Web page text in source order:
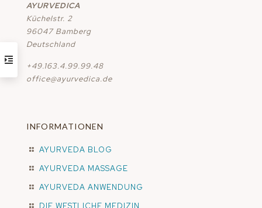
AYURVEDICA
Küchelstr. 2
96047 Bamberg
Deutschland
+49.163.4.99.99.48
office@ayurvedica.de
INFORMATIONEN
AYURVEDA BLOG
AYURVEDA MASSAGE
AYURVEDA ANWENDUNG
DIE WESTLICHE MEDIZIN